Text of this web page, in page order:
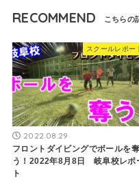
RECOMMEND
スクールレポー
2022.08.29
フロントダイビングでボールを奪
う！2022年8月8日 岐阜校レポ
ト